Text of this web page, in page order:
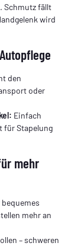
Schmutz fällt
wird
den
oder
Einfach
für Stapelung
mehr
mehr an
– schweren